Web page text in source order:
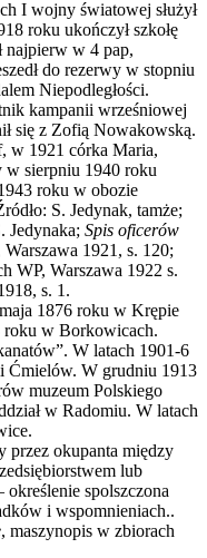
I wojny światowej służył
roku ukończył szkołę
najpierw w 4 pap,
do rezerwy w stopniu
Niepodległości.
kampanii wrześniowej
się z Zofią Nowakowską.
w 1921 córka Maria,
sierpniu 1940 roku
roku w obozie
S. Jedynak, tamże;
Jedynaka; Spis oficerów
Warszawa 1921, s. 120;
WP, Warszawa 1922 s.
s. 1.
1876 roku w Krępie
roku w Borkowicach.
W latach 1901-6
Ćmielów. W grudniu 1913
muzeum Polskiego
w Radomiu. W latach
przez okupanta między
lub
spolszczona
i wspomnieniach..
, maszynopis w zbiorach